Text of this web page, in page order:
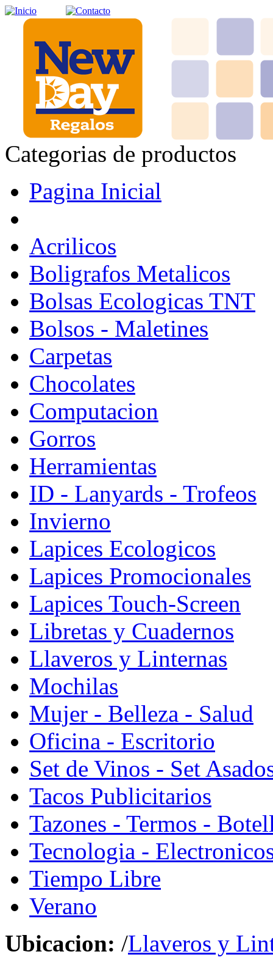
Categorias de productos
Pagina Inicial
Acrilicos
Boligrafos Metalicos
Bolsas Ecologicas TNT
Bolsos - Maletines
Carpetas
Chocolates
Computacion
Gorros
Herramientas
ID - Lanyards - Trofeos
Invierno
Lapices Ecologicos
Lapices Promocionales
Lapices Touch-Screen
Libretas y Cuadernos
Llaveros y Linternas
Mochilas
Mujer - Belleza - Salud
Oficina - Escritorio
Set de Vinos - Set
Tacos Publicitarios
Tazones - Termos -
Tecnologia -
Tiempo Libre
Verano
Ubicacion: /Llaveros y